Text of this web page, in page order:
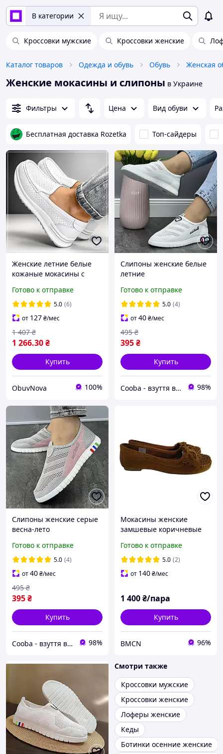
В категории
Кроссовки мужские Кроссовки женские
Каталог товаров Одежда и обувь Обувь Женская
Женские мокасины и слипоны в Украине
Фильтры Цена Вид обуви
Бесплатная доставка Rozetka Топ-сайдеры
Женские летние белые
кожаные мокасины с
дышащие
Готово к отправке
5.0 (6)
от 127₴/мес
1 266.30₴
1 407 ₴
Купить
ObuvNova 100%
Слипоны женские белые
летние
Готово к отправке
5.0 (4)
от40₴/мес
395₴
495 ₴
Купить
Cooba - взуття від українського виробника 98%
Слипоны женские серые
весна-лето
Готово к отправке
5.0 (4)
от40₴/мес
395₴
495 ₴
Купить
Cooba - взуття від українського виробника 98%
Мокасины женские
замшевые коричневые
Готово к отправке
5.0 (2)
от 140₴/мес
1 400₴/пара
Купить
BMCN 96%
Смотри также
Кроссовки мужские
Кроссовки женские
Лоферы женские
Кеды
Ботинки осенние женские